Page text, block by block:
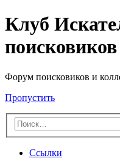
Клуб
Форум поисковиков и
Пропустить
Ссылки